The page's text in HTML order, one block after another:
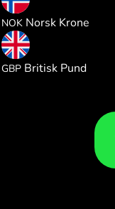
NOK Norsk Krone
GBP Britisk Pund